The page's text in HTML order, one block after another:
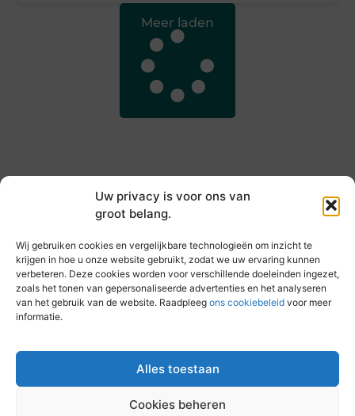
Uw privacy is voor ons van
groot belang.
Wij gebruiken cookies en vergelijkbare technologieën om inzicht te
krijgen in hoe u onze website gebruikt, zodat we uw ervaring kunnen
verbeteren. Deze cookies worden voor verschillende doeleinden ingezet,
zoals het tonen van gepersonaliseerde advertenties en het analyseren
van het gebruik van de website. Raadpleeg ons cookiebeleid voor meer
informatie.
Alles toestaan
Cookies beheren
Meer laden
Elke dag iets nieuws op vandebeckenkamp.nl
@2025 All Right Reserved. Design by